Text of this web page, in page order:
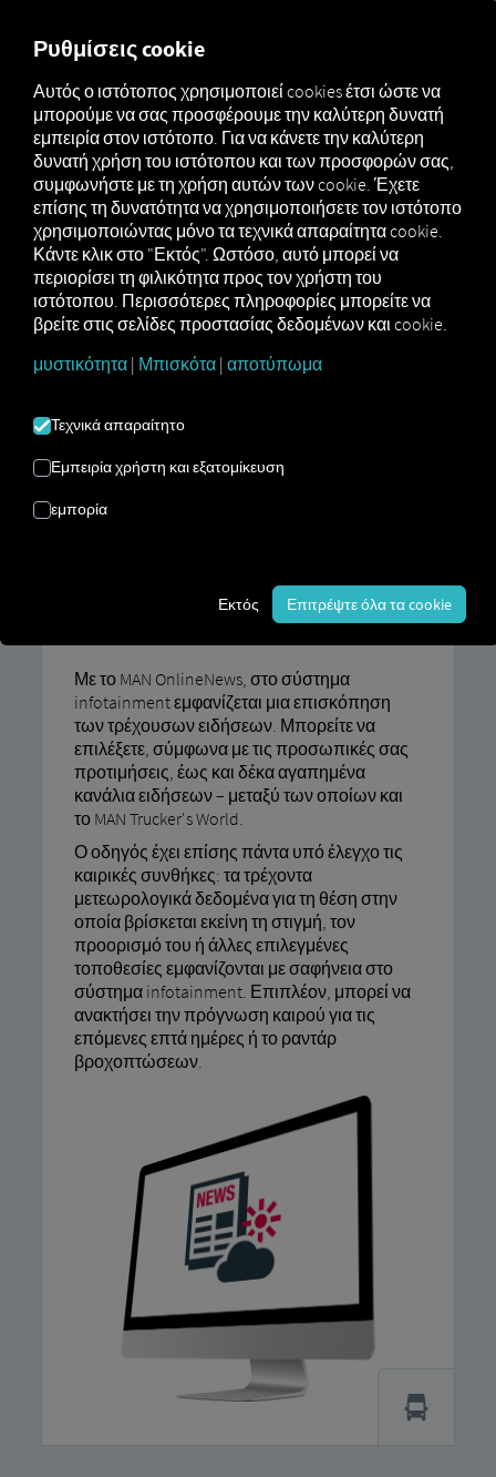
Marketplace
MAN
DigitalServices
MAN
Now
MAN
OnlineNews
Η εγγραφή στο MAN OnlineNews είναι
δωρεάν.
MAN
Τελευταία νέα και μετεωρολογική
Με το MAN OnlineNews, στο σύστημα
infotainment εμφανίζεται μια επισκόπηση
των τρέχουσων ειδήσεων. Μπορείτε να
επιλέξετε, σύμφωνα με τις προσωπικές σας
προτιμήσεις, έως και δέκα αγαπημένα
κανάλια ειδήσεων – μεταξύ των οποίων και
το MAN Trucker's World.
Ο οδηγός έχει επίσης πάντα υπό έλεγχο τις
καιρικές συνθήκες: τα τρέχοντα
μετεωρολογικά δεδομένα για τη θέση στην
οποία βρίσκεται εκείνη τη στιγμή, τον
προορισμό του ή άλλες επιλεγμένες
τοποθεσίες εμφανίζονται με σαφήνεια στο
σύστημα infotainment. Επιπλέον, μπορεί να
ανακτήσει την πρόγνωση καιρού για τις
επόμενες επτά ημέρες ή το ραντάρ
βροχοπτώσεων.
Ρυθμίσεις cookie
Αυτός ο ιστότοπος χρησιμοποιεί cookies έτσι ώστε να
μπορούμε να σας προσφέρουμε την καλύτερη δυνατή
εμπειρία στον ιστότοπο. Για να κάνετε την καλύτερη
δυνατή χρήση του ιστότοπου και των προσφορών σας,
συμφωνήστε με τη χρήση αυτών των cookie. Έχετε
επίσης τη δυνατότητα να χρησιμοποιήσετε τον ιστότοπο
χρησιμοποιώντας μόνο τα τεχνικά απαραίτητα cookie.
Κάντε κλικ στο "Εκτός". Ωστόσο, αυτό μπορεί να
περιορίσει τη φιλικότητα προς τον χρήστη του
ιστότοπου. Περισσότερες πληροφορίες μπορείτε να
βρείτε στις σελίδες προστασίας δεδομένων και cookie.
μυστικότητα | Μπισκότα | αποτύπωμα
Τεχνικά απαραίτητο
Εμπειρία χρήστη και εξατομίκευση
εμπορία
Εκτός Επιτρέψτε όλα τα cookie